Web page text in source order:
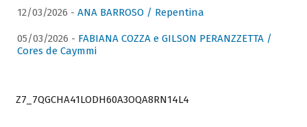
12/03/2026 - ANA BARROSO / Repentina
05/03/2026 - FABIANA COZZA e GILSON PERANZZETTA /
Cores de Caymmi
Z7_7QGCHA41LODH60A3OQA8RN14L4